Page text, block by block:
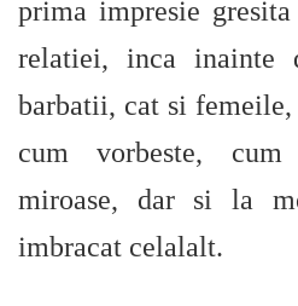
prima impresie
relatiei, inca inainte
barbatii, cat si
cum vorbeste,
miroase, dar si la
imbracat celalalt.